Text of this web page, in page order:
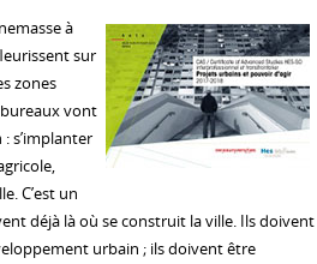
à
sur
zones
bureaux vont
s’implanter
C’est un
déjà là où se construit la ville. Ils doivent
urbain ; ils doivent être